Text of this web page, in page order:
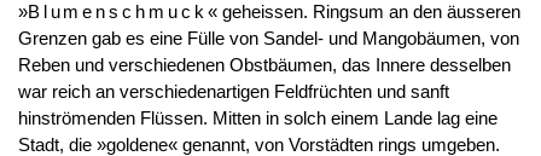
»Blumenschmuck « geheissen. Ringsum an den äusseren
Grenzen gab es eine Fülle von Sandel- und Mangobäumen, von
Reben und verschiedenen Obstbäumen, das Innere desselben
war reich an verschiedenartigen Feldfrüchten und sanft
hinströmenden Flüssen. Mitten in solch einem Lande lag eine
Stadt, die »goldene« genannt, von Vorstädten rings umgeben.